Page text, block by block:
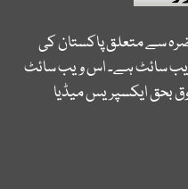
سے متعلق پاکستان کی
سائٹ ہے۔ اس ویب سائٹ
بحق ایکسپریس میڈیا